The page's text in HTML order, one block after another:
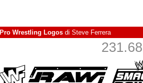
Pro Wrestling Logos di Steve Ferrera